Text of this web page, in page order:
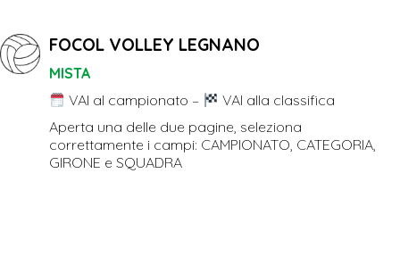
FOCOL VOLLEY LEGNANO
MISTA
VAI al campionato –
VAI alla classifica
Aperta una delle due pagine, seleziona
correttamente i campi: CAMPIONATO, CATEGORIA,
GIRONE e SQUADRA